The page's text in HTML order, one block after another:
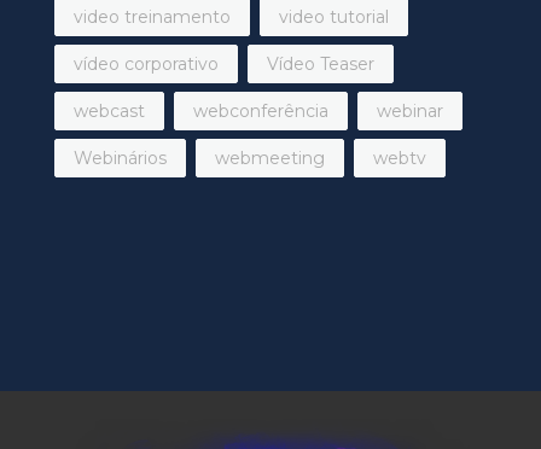
video treinamento video tutorial
vídeo corporativo Vídeo Teaser
webcast webconferência webinar
Webinários webmeeting webtv